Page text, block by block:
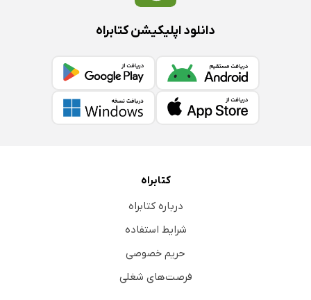
دانلود اپلیکیشن کتابراه
کتابراه
درباره کتابراه
شرایط استفاده
حریم خصوصی
فرصت‌های شغلی